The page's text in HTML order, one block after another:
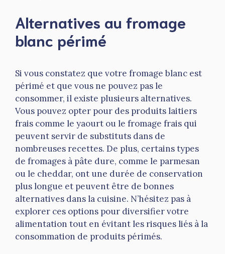
Alternatives au fromage
blanc périmé
Si vous constatez que votre fromage blanc est
périmé et que vous ne pouvez pas le
consommer, il existe plusieurs alternatives.
Vous pouvez opter pour des produits laitiers
frais comme le yaourt ou le fromage frais qui
peuvent servir de substituts dans de
nombreuses recettes. De plus, certains types
de fromages à pâte dure, comme le parmesan
ou le cheddar, ont une durée de conservation
plus longue et peuvent être de bonnes
alternatives dans la cuisine. N’hésitez pas à
explorer ces options pour diversifier votre
alimentation tout en évitant les risques liés à la
consommation de produits périmés.